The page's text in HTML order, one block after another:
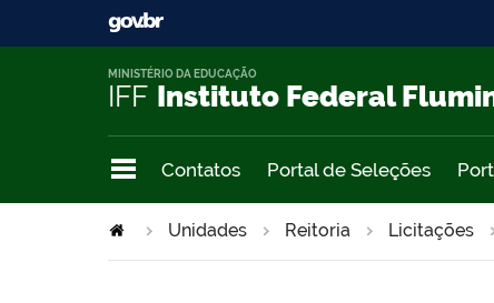
IFF Instituto Federal
MINISTÉRIO DA EDUCAÇÃO
Contatos Portal de Seleções
Unidades Reitoria Licitações